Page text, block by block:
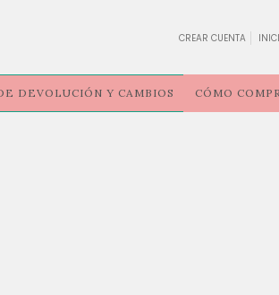
CREAR CUENTA
DEVOLUCIÓN Y CAMBIOS CÓMO